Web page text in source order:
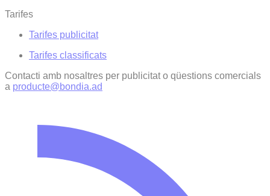
Tarifes
Tarifes publicitat
Tarifes classificats
Contacti amb nosaltres per publicitat o qüestions comercials
a producte@bondia.ad